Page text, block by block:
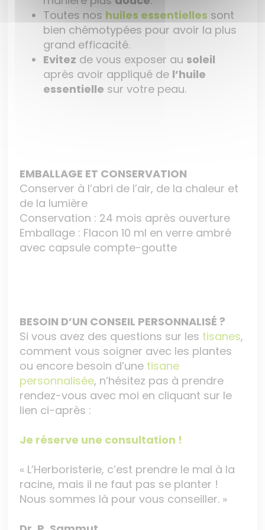
Toutes nos huiles essentielles sont
bien chémotypées pour avoir la plus
grand efficacité.
Evitez de vous exposer au soleil
après avoir appliqué de l’huile
essentielle sur votre peau.
EMBALLAGE ET CONSERVATION
Conserver à l’abri de l’air, de la chaleur et
de la lumière
Conservation : 24 mois après ouverture
Emballage : Flacon 10 ml en verre ambré
avec capsule compte-goutte
BESOIN D’UN CONSEIL PERSONNALISÉ ?
Si vous avez des questions sur les tisanes,
comment vous soigner avec les plantes
ou encore besoin d’une tisane
personnalisée, n’hésitez pas à prendre
rendez-vous avec moi en cliquant sur le
lien ci-après :
Je réserve une consultation !
« L’Herboristerie, c’est prendre le mal à la
racine, mais il ne faut pas se planter !
Nous sommes là pour vous conseiller. »